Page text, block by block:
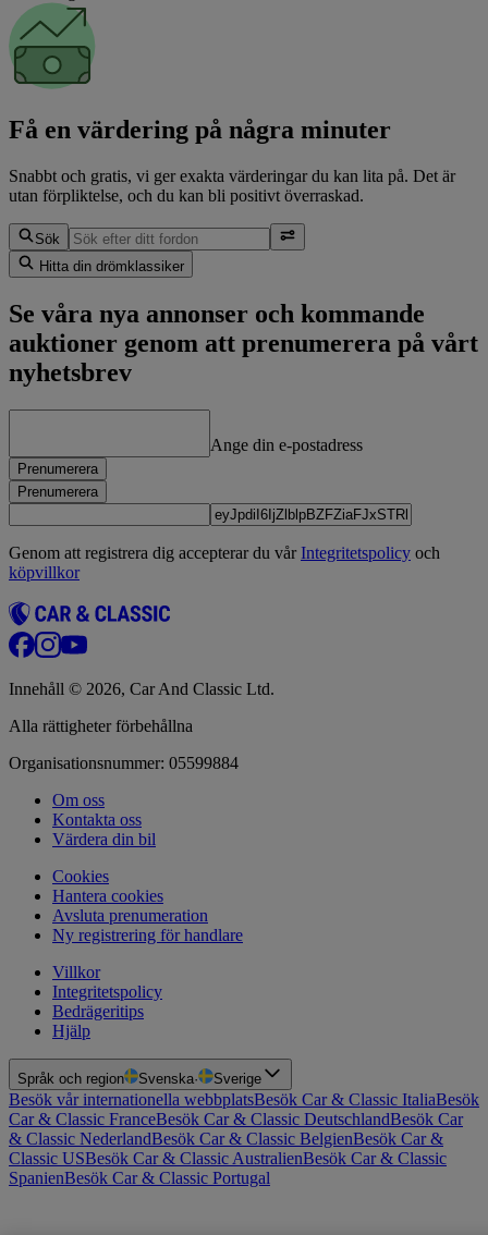
Få en värdering på några minuter
Snabbt och gratis, vi ger exakta värderingar du kan lita på. Det är
utan förpliktelse, och du kan bli positivt överraskad.
Sök
Hitta din drömklassiker
Se våra nya annonser och kommande
auktioner genom att prenumerera på vårt
nyhetsbrev
Ange din e-postadress
Prenumerera
Prenumerera
Genom att registrera dig accepterar du vårIntegritetspolicy och
köpvillkor
Innehåll © 2026, Car And Classic Ltd.
Alla rättigheter förbehållna
Organisationsnummer: 05599884
Om oss
Kontakta oss
Värdera din bil
Cookies
Hantera cookies
Avsluta prenumeration
Ny registrering för handlare
Villkor
Integritetspolicy
Bedrägeritips
Hjälp
Språk och region Svenska· Sverige
Besök vår internationella webbplatsBesök Car & Classic ItaliaBesök
Car & Classic FranceBesök Car & Classic DeutschlandBesök Car
& Classic NederlandBesök Car & Classic BelgienBesök Car &
Classic USBesök Car & Classic AustralienBesök Car & Classic
SpanienBesök Car & Classic Portugal